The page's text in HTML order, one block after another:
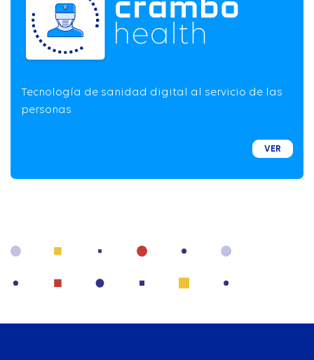
Tecnología de sanidad digital al servicio de las
personas
VER